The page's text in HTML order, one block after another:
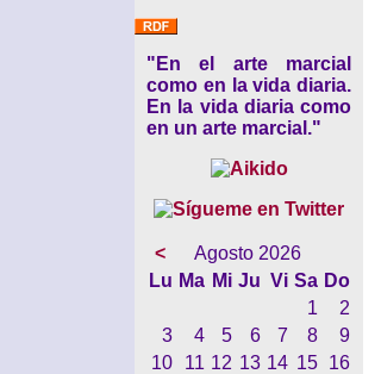
"En el arte marcial
como en la vida diaria.
En la vida diaria como
en un arte marcial."
<
Agosto 2026
Lu Ma Mi Ju Vi Sa Do
1
2
3
4 5 6 7 8
9
10
11 12 13 14 15
16